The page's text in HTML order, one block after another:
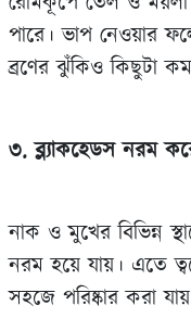
পারে। ভাপ নেওয়ার
ব্রণের ঝুঁকিও কিছুটা
৩. ব্ল্যাকহেডস নরম
নাক ও মুখের বিভিন্ন
নরম হয়ে যায়। এতে
সহজে পরিষ্কার করা